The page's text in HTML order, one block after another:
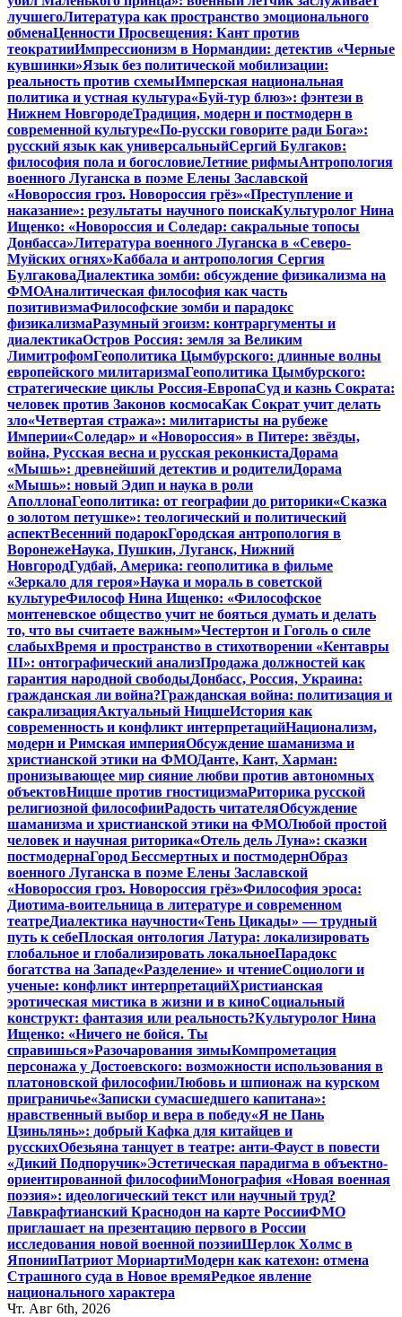
лучшегоЛитература как пространство эмоционального
обменаЦенности Просвещения: Кант против
теократииИмпрессионизм в Нормандии: детектив «Черные
кувшинки»Язык без политической мобилизации:
реальность против схемыИмперская национальная
политика и устная культура«Буй-тур блюз»: фэнтези в
Нижнем НовгородеТрадиция, модерн и постмодерн в
современной культуре«По-русски говорите ради Бога»:
русский язык как универсальныйСергий Булгаков:
философия пола и богословиеЛетние рифмыАнтропология
военного Луганска в поэме Елены Заславской
«Новороссия гроз. Новороссия грёз»«Преступление и
наказание»: результаты научного поискаКультуролог Нина
Ищенко: «Новороссия и Соледар: сакральные топосы
Донбасса»Литература военного Луганска в «Северо-
Муйских огнях»Каббала и антропология Сергия
БулгаковаДиалектика зомби: обсуждение физикализма на
ФМОАналитическая философия как часть
позитивизмаФилософские зомби и парадокс
физикализмаРазумный эгоизм: контраргументы и
диалектикаОстров Россия: земля за Великим
ЛимитрофомГеополитика Цымбурского: длинные волны
европейского милитаризмаГеополитика Цымбурского:
стратегические циклы Россия-ЕвропаСуд и казнь Сократа:
человек против Законов космосаКак Сократ учит делать
зло«Четвертая стража»: милитаристы на рубеже
Империи«Соледар» и «Новороссия» в Питере: звёзды,
война, Русская весна и русская реконкистаДорама
«Мышь»: древнейший детектив и родителиДорама
«Мышь»: новый Эдип и наука в роли
АполлонаГеополитика: от географии до риторики«Сказка
о золотом петушке»: теологический и политический
аспектВесенний подарокГородская антропология в
ВоронежеНаука, Пушкин, Луганск, Нижний
НовгородГудбай, Америка: геополитика в фильме
«Зеркало для героя»Наука и мораль в советской
культуреФилософ Нина Ищенко: «Философское
монтеневское общество учит не бояться думать и делать
то, что вы считаете важным»Честертон и Гоголь о силе
слабыхВремя и пространство в стихотворении «Кентавры
III»: онтографический анализПродажа должностей как
гарантия народной свободыДонбасс, Россия, Украина:
гражданская ли война?Гражданская война: политизация и
сакрализацияАктуальный НицшеИстория как
современность и конфликт интерпретацийНационализм,
модерн и Римская империяОбсуждение шаманизма и
христианской этики на ФМОДанте, Кант, Харман:
пронизывающее мир сияние любви против автономных
объектовНицше против гностицизмаРиторика русской
религиозной философииРадость читателяОбсуждение
шаманизма и христианской этики на ФМОЛюбой простой
человек и научная риторика«Отель дель Луна»: сказки
постмодернаГород Бессмертных и постмодернОбраз
военного Луганска в поэме Елены Заславской
«Новороссия гроз. Новороссия грёз»Философия эроса:
Диотима-воительница в литературе и современном
театреДиалектика научности«Тень Цикады» — трудный
путь к себеПлоская онтология Латура: локализировать
глобальное и глобализировать локальноеПарадокс
богатства на Западе«Разделение» и чтениеСоциологи и
ученые: конфликт интерпретацийХристианская
эротическая мистика в жизни и в киноСоциальный
конструкт: фантазия или реальность?Культуролог Нина
Ищенко: «Ничего не бойся. Ты
справишься»Разочарования зимыКомпрометация
персонажа у Достоевского: возможности использования в
платоновской философииЛюбовь и шпионаж на курском
приграничье«Записки сумасшедшего капитана»:
нравственный выбор и вера в победу«Я не Пань
Цзиньлянь»: добрый Кафка для китайцев и
русскихОбезьяна танцует в театре: анти-Фауст в повести
«Дикий Подпоручик»Эстетическая парадигма в объектно-
ориентированной философииМонография «Новая военная
поэзия»: идеологический текст или научный труд?
Лавкрафтианский Краснодон на карте РоссииФМО
приглашает на презентацию первого в России
исследования новой военной поэзииШерлок Холмс в
ЯпонииПатриот МориартиМодерн как катехон: отмена
Страшного суда в Новое времяРедкое явление
национального характера
Чт. Авг 6th, 2026